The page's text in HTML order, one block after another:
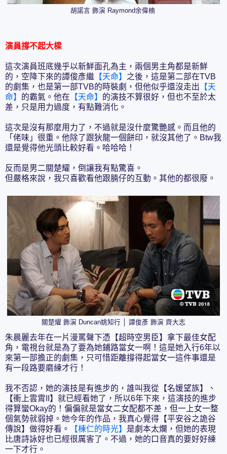
胡諾言 飾演 Raymond余偉楠
演員撐不起大樑
這次演員班底幾乎以新鮮面孔為主，兩個男主角都是新鮮
的，空降下來的譚俊彥繼 【天命】 之後，這是第二部在TVB
的劇集，也是第一部TVB的時裝劇，但他似乎還沒走出 【天
命】 的霸氣。他在 【天命】 的演技不算很好，但也不至於太
差，只是用力過度，有點難消化。
這次是沒有那麼用力了，不過就是沒什麼驚艷感。而且他的
「佬味」很重。他除了跟狄龍一個餅印，就沒其他了。Btw我
還是覺得他光頭比較好看。哈哈哈！
反而是男二關楚耀，倒讓我有點驚喜。
但嚴格來說，我只喜歡看他跟腩仔的互動。其他的都很廢。
關楚燿 飾演 Duncan姚知行 │ 譚俊彥 飾演 齊大志
朱晨麗去年在一片漫罵聲下憑【超時空男臣】拿下最佳女配
角，電視台就是為了要為她鋪路當女一啊！這是她入行6年以
來第一部擔正的劇集，只可惜距離撐得起當女一這件事還是
有一段路要磨練才行！
我不否認，她的演技是有進步的，誰叫我從【名媛望族】、
【衝上雲霄II】就已經看她了，所以6年下來，這演技的進步
得算蠻Okay的！偏偏就是當女二女配都不差，但一上女一整
個氣勢就弱掉。她今年的作品，我真心覺得【平安谷之詭谷
傳說】做得好看。
【棟仁的時光】 是劇本太爛，但她的表現
比唐詩詠好也已經很厲害了。不過，她的口音真的要好好練
一下才行。